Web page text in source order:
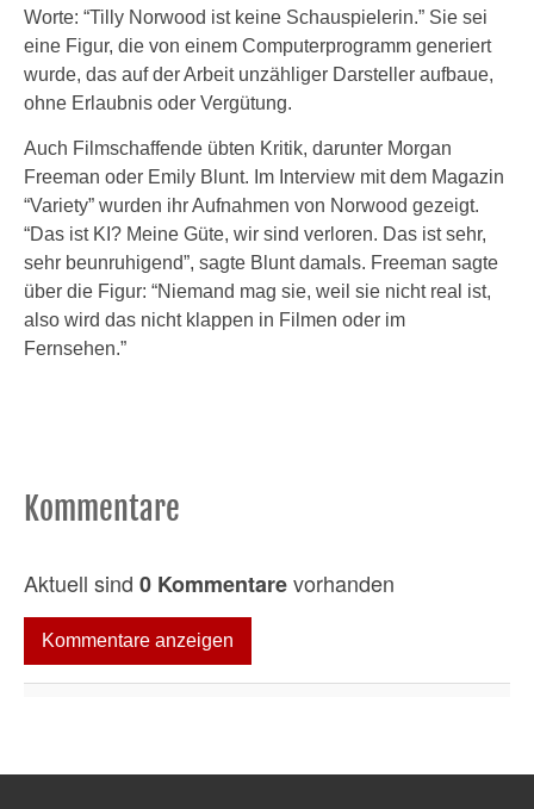
Worte: “Tilly Norwood ist keine Schauspielerin.” Sie sei
eine Figur, die von einem Computerprogramm generiert
wurde, das auf der Arbeit unzähliger Darsteller aufbaue,
ohne Erlaubnis oder Vergütung.
Auch Filmschaffende übten Kritik, darunter Morgan
Freeman oder Emily Blunt. Im Interview mit dem Magazin
“Variety” wurden ihr Aufnahmen von Norwood gezeigt.
“Das ist KI? Meine Güte, wir sind verloren. Das ist sehr,
sehr beunruhigend”, sagte Blunt damals. Freeman sagte
über die Figur: “Niemand mag sie, weil sie nicht real ist,
also wird das nicht klappen in Filmen oder im
Fernsehen.”
Kommentare
Aktuell sind 0 Kommentarevorhanden
Kommentare anzeigen